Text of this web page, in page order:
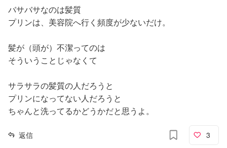
バサバサなのは髪質
プリンは、美容院へ行く頻度が少ないだけ。
髪が（頭が）不潔ってのは
そういうことじゃなくて
サラサラの髪質の人だろうと
プリンになってない人だろうと
ちゃんと洗ってるかどうかだと思うよ。
返信 3